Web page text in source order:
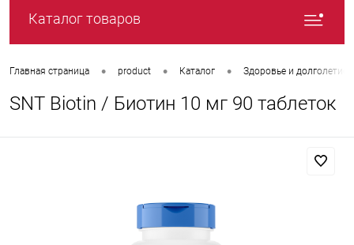
Каталог товаров
Главная страница • product • Каталог • Здоровье и долголетие
SNT Biotin / Биотин 10 мг 90 таблеток